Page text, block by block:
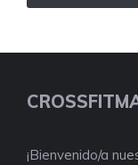
¡Bienvenido/a